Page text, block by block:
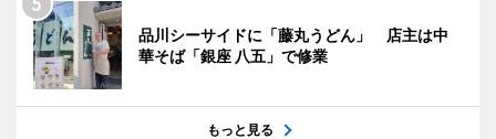
品川シーサイドに「藤丸うどん」 店主は中
華そば「銀座 八五」で修業
もっと見る